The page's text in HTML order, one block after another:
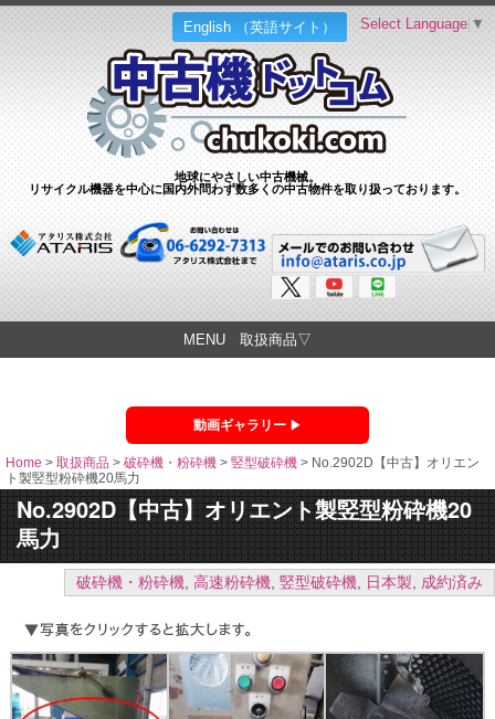
English （英語サイト）
地球にやさしい中古機械。
リサイクル機器を中心に国内外問わず数多くの中古物件を取り扱っております。
Select Language ▼
MENU 取扱商品▽
動画ギャラリー
Home > 取扱商品 > 破砕機・粉砕機 > 竪型破砕機 > No.2902D【中古】オリエン
ト製竪型粉砕機20馬力
No.2902D【中古】オリエント製竪型粉砕機20
馬力
破砕機・粉砕機, 高速粉砕機, 竪型破砕機, 日本製, 成約済み